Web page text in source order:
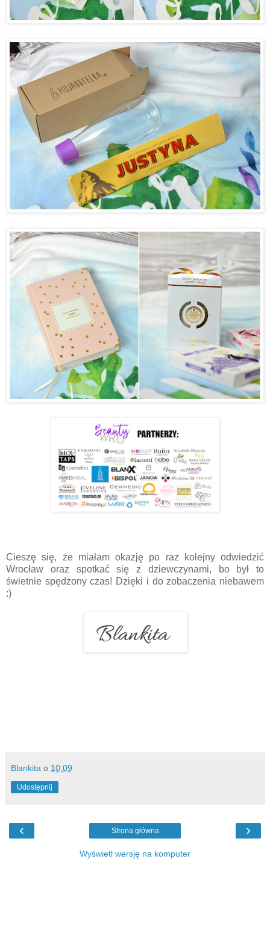
Cieszę się, że miałam okazję po raz kolejny odwiedzić
Wrocław oraz spotkać się z dziewczynami, bo był to
świetnie spędzony czas! Dzięki i do zobaczenia niebawem
:)
Blankita o 10:09
Udostępnij
‹ ›
Strona główna
Wyświetl wersję na komputer